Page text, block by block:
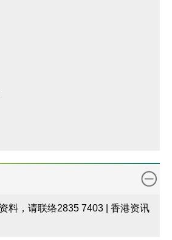
料，请联络2835 7403 | 香港资讯